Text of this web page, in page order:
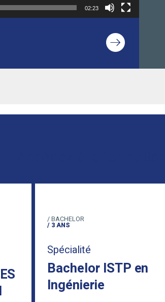
02:23
/ BACHELOR
/ 3 ANS
Spécialité
Bachelor ISTP en
Ingénierie